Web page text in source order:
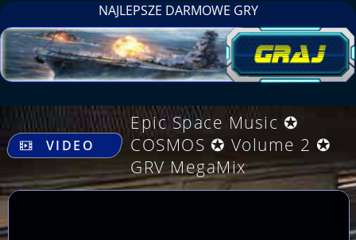
NAJLEPSZE DARMOWE GRY
.
VIDEO
Epic Space Music ✪
COSMOS ✪ Volume 2 ✪
GRV MegaMix